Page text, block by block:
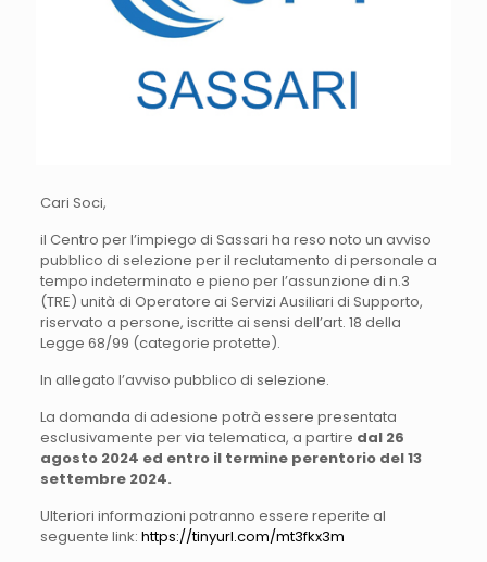
Cari Soci,
il Centro per l’impiego di Sassari ha reso noto un avviso
pubblico di selezione per il reclutamento di personale a
tempo indeterminato e pieno per l’assunzione di n.3
(TRE) unità di Operatore ai Servizi Ausiliari di Supporto,
riservato a persone, iscritte ai sensi dell’art. 18 della
Legge 68/99 (categorie protette).
In allegato l’avviso pubblico di selezione.
La domanda di adesione potrà essere presentata
esclusivamente per via telematica, a partire dal 26
agosto 2024 ed entro il termine perentorio del 13
settembre 2024.
Ulteriori informazioni potranno essere reperite al
seguente link: https://tinyurl.com/mt3fkx3m